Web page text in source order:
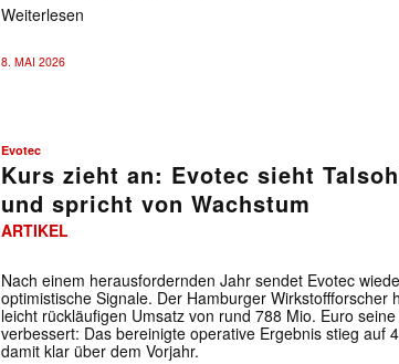
Weiterlesen
8. MAI 2026
Evotec
Kurs zieht an: Evotec sieht
und spricht von Wachstum
ARTIKEL
Nach einem herausfordernden Jahr sendet Evotec
optimistische Signale. Der Hamburger Wirkstoffforscher
leicht rückläufigen Umsatz von rund 788 Mio. Euro
verbessert: Das bereinigte operative Ergebnis stieg auf
damit klar über dem Vorjahr.